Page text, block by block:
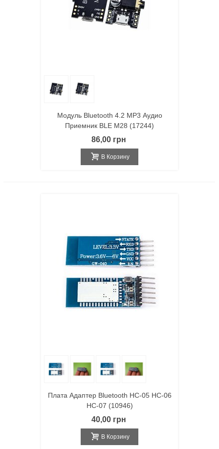
Модуль Bluetooth 4.2 MP3 Аудио
Приемник BLE M28 (17244)
86,00 грн
В Корзину
Плата Адаптер Bluetooth HC-05 HC-06
HC-07 (10946)
40,00 грн
В Корзину